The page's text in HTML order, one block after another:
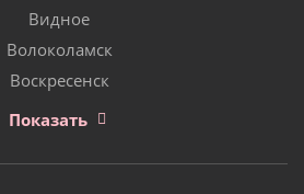
Видное
Волоколамск
Воскресенск
Показать